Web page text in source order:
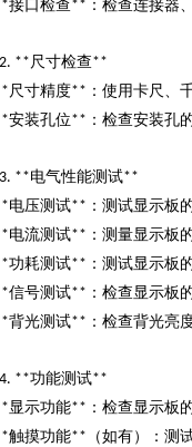
接口检查** ：检查连接器
** 尺寸检查**
尺寸精度** ：使用卡尺、
安装孔位** ：检查安装孔
**电气性能测试**
电压测试** ：测试显示板
电流测试** ：测量显示板
功耗测试** ：测试显示板
信号测试** ：检查显示板
背光测试** ：检查背光亮
**功能测试**
显示功能** ：检查显示板
触摸功能** （如有）：测